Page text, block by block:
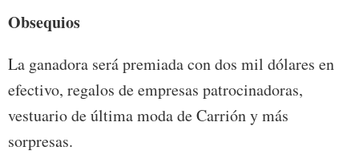
Obsequios
La ganadora será premiada con dos mil dólares en
efectivo, regalos de empresas patrocinadoras,
vestuario de última moda de Carrión y más
sorpresas.